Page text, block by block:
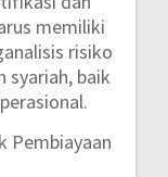
memiliki
risiko
syariah, baik
Pembiayaan